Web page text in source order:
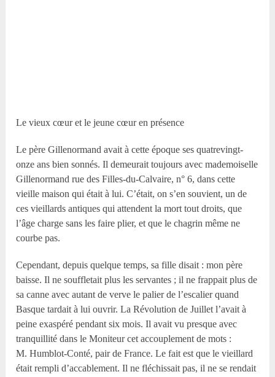
Le vieux cœur et le jeune cœur en présence
Le père Gillenormand avait à cette époque ses quatrevingt-
onze ans bien sonnés. Il demeurait toujours avec mademoiselle
Gillenormand rue des Filles-du-Calvaire, n° 6, dans cette
vieille maison qui était à lui. C’était, on s’en souvient, un de
ces vieillards antiques qui attendent la mort tout droits, que
l’âge charge sans les faire plier, et que le chagrin même ne
courbe pas.
Cependant, depuis quelque temps, sa fille disait : mon père
baisse. Il ne souffletait plus les servantes ; il ne frappait plus de
sa canne avec autant de verve le palier de l’escalier quand
Basque tardait à lui ouvrir. La Révolution de Juillet l’avait à
peine exaspéré pendant six mois. Il avait vu presque avec
tranquillité dans le Moniteur cet accouplement de mots :
M. Humblot-Conté, pair de France. Le fait est que le vieillard
était rempli d’accablement. Il ne fléchissait pas, il ne se rendait